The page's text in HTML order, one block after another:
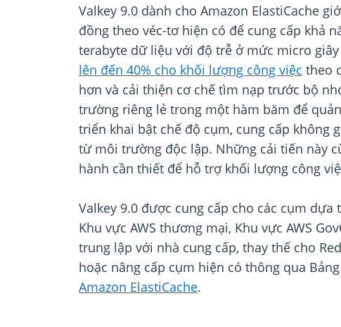
Valkey 9.0 dành cho Amazon ElastiCache
đồng theo véc-tơ hiện có để cung cấp khả
terabyte dữ liệu với độ trễ ở mức micro
lên đến 40% cho khối lượng công việc theo
hơn và cải thiện cơ chế tìm nạp trước bộ
trường riêng lẻ trong một hàm băm để
triển khai bật chế độ cụm, cung cấp không
từ môi trường độc lập. Những cải tiến này
hành cần thiết để hỗ trợ khối lượng công
Valkey 9.0 được cung cấp cho các cụm
Khu vực AWS thương mại, Khu vực AWS
trung lập với nhà cung cấp, thay thế cho
hoặc nâng cấp cụm hiện có thông qua
Amazon ElastiCache.